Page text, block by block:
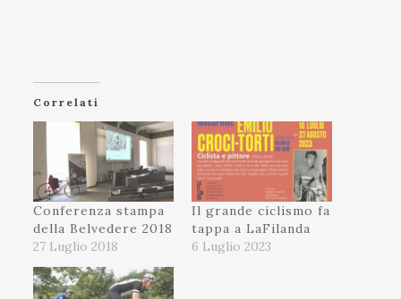
Correlati
Conferenza stampa
della Belvedere 2018
27 Luglio 2018
Il grande ciclismo fa
tappa a LaFilanda
6 Luglio 2023